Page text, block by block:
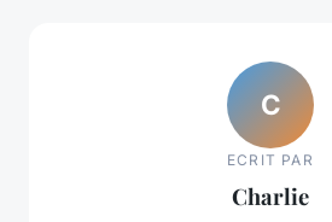
C
ECRIT PAR
Charlie